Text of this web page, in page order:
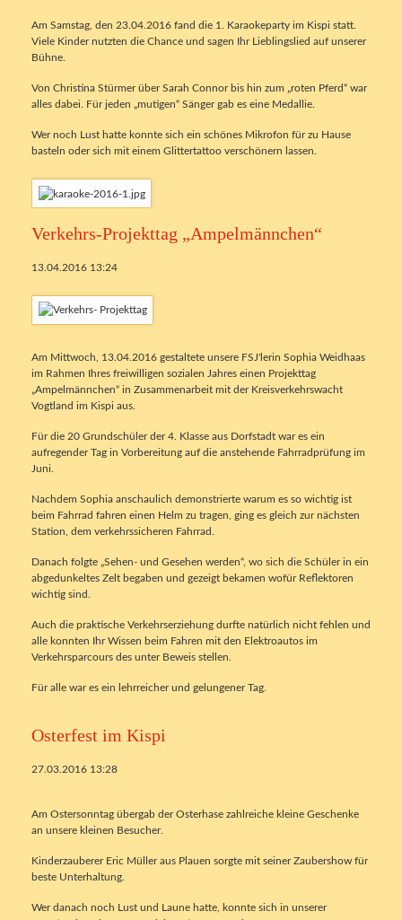
Am Samstag, den 23.04.2016 fand die 1. Karaokeparty im Kispi statt.
Viele Kinder nutzten die Chance und sagen Ihr Lieblingslied auf unserer
Bühne.
Von Christina Stürmer über Sarah Connor bis hin zum „roten Pferd“ war
alles dabei. Für jeden „mutigen“ Sänger gab es eine Medallie.
Wer noch Lust hatte konnte sich ein schönes Mikrofon für zu Hause
basteln oder sich mit einem Glittertattoo verschönern lassen.
Verkehrs-Projekttag „Ampelmännchen“
13.04.2016 13:24
Am Mittwoch, 13.04.2016 gestaltete unsere FSJ'lerin Sophia Weidhaas
im Rahmen Ihres freiwilligen sozialen Jahres einen Projekttag
„Ampelmännchen“ in Zusammenarbeit mit der Kreisverkehrswacht
Vogtland im Kispi aus.
Für die 20 Grundschüler der 4. Klasse aus Dorfstadt war es ein
aufregender Tag in Vorbereitung auf die anstehende Fahrradprüfung im
Juni.
Nachdem Sophia anschaulich demonstrierte warum es so wichtig ist
beim Fahrrad fahren einen Helm zu tragen, ging es gleich zur nächsten
Station, dem verkehrssicheren Fahrrad.
Danach folgte „Sehen- und Gesehen werden“, wo sich die Schüler in ein
abgedunkeltes Zelt begaben und gezeigt bekamen wofür Reflektoren
wichtig sind.
Auch die praktische Verkehrserziehung durfte natürlich nicht fehlen und
alle konnten Ihr Wissen beim Fahren mit den Elektroautos im
Verkehrsparcours des unter Beweis stellen.
Für alle war es ein lehrreicher und gelungener Tag.
Osterfest im Kispi
27.03.2016 13:28
Am Ostersonntag übergab der Osterhase zahlreiche kleine Geschenke
an unsere kleinen Besucher.
Kinderzauberer Eric Müller aus Plauen sorgte mit seiner Zaubershow für
beste Unterhaltung.
Wer danach noch Lust und Laune hatte, konnte sich in unserer